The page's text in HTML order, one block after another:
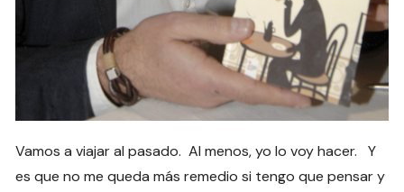
Vamos a viajar al pasado. Al menos, yo lo voy hacer. Y
es que no me queda más remedio si tengo que pensar y